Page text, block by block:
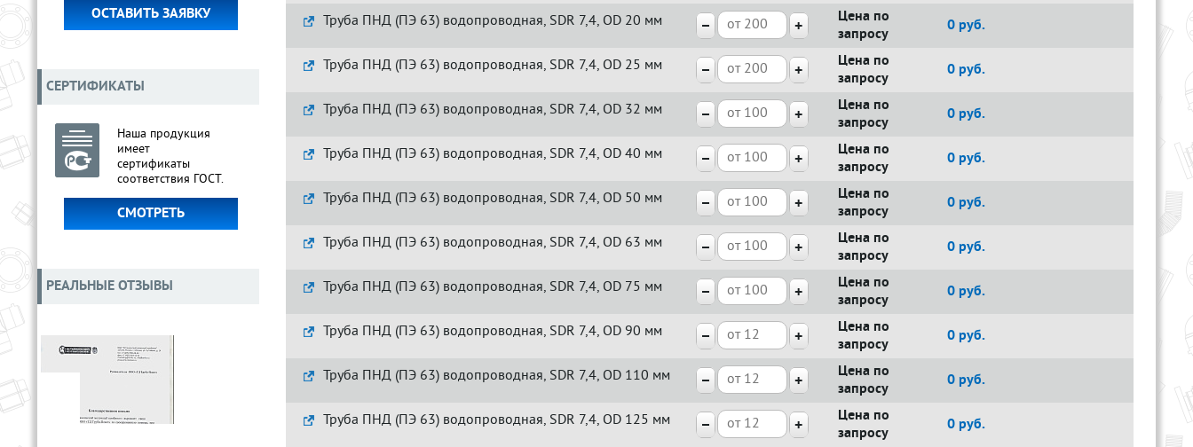
Труба ПНД (ПЭ 63) водопроводная, SDR 7,4, OD 20 мм
Цена по
запросу
0 руб.
Труба ПНД (ПЭ 63) водопроводная, SDR 7,4, OD 25 мм
Цена по
запросу
0 руб.
Труба ПНД (ПЭ 63) водопроводная, SDR 7,4, OD 32 мм
Цена по
запросу
0 руб.
Труба ПНД (ПЭ 63) водопроводная, SDR 7,4, OD 40 мм
Цена по
запросу
0 руб.
Труба ПНД (ПЭ 63) водопроводная, SDR 7,4, OD 50 мм
Цена по
запросу
0 руб.
Труба ПНД (ПЭ 63) водопроводная, SDR 7,4, OD 63 мм
Цена по
запросу
0 руб.
Труба ПНД (ПЭ 63) водопроводная, SDR 7,4, OD 75 мм
Цена по
запросу
0 руб.
Труба ПНД (ПЭ 63) водопроводная, SDR 7,4, OD 90 мм
Цена по
запросу
0 руб.
Труба ПНД (ПЭ 63) водопроводная, SDR 7,4, OD 110 мм
Цена по
запросу
0 руб.
Труба ПНД (ПЭ 63) водопроводная, SDR 7,4, OD 125 мм
Цена по
запросу
0 руб.
ОСТАВИТЬ ЗАЯВКУ
СЕРТИФИКАТЫ
Наша продукция
имеет
сертификаты
соответствия ГОСТ.
СМОТРЕТЬ
РЕАЛЬНЫЕ ОТЗЫВЫ